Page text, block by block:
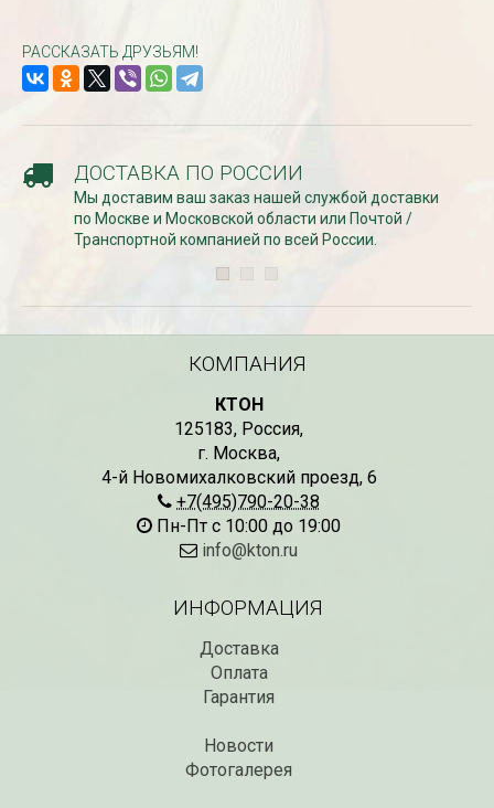
Рассада Незабудка
(Myosotis) в
340
в контейнере p9
товаров на сумму от 1000 руб. с
16 марта по 31 марта 2024...
ЧИТАТЬ ДАЛЕЕ →
марта по 10...
РАССКАЗАТЬ ДРУЗЬЯМ!
ДОСТАВКА ПО РОССИИ
Мы доставим ваш заказ нашей службой доставки
по Москве и Московской области или Почтой /
Транспортной компанией по всей России.
КОМПАНИЯ
КТОН
125183, Россия,
г. Москва,
4-й Новомихалковский проезд, 6
+7(495)790-20-38
Пн-Пт с 10:00 до 19:00
info@kton.ru
ИНФОРМАЦИЯ
Доставка
Оплата
Гарантия
Новости
Фотогалерея